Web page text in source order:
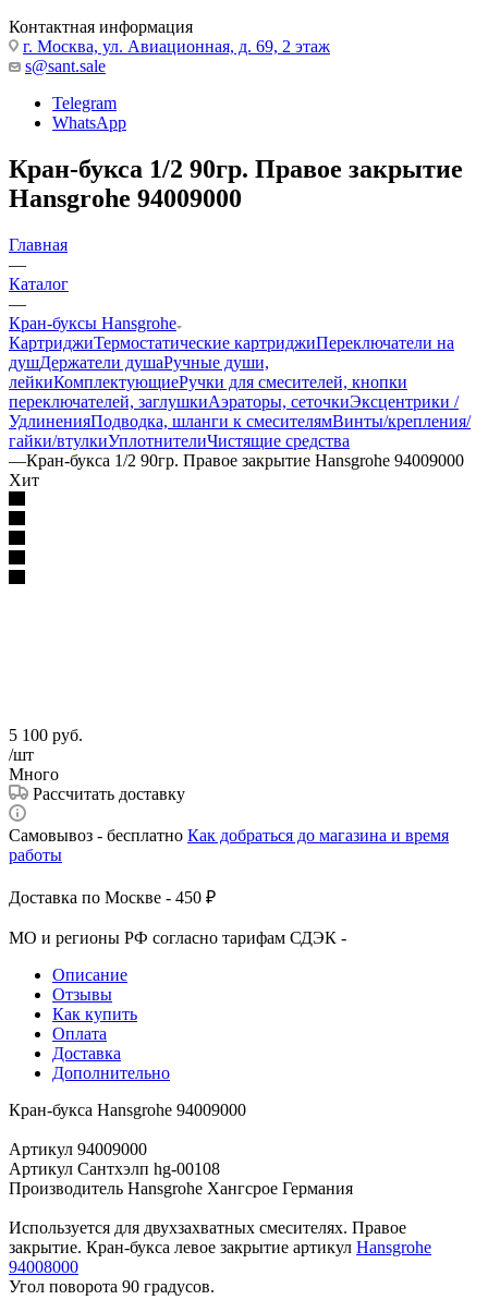
Контактная информация
г. Москва, ул. Авиационная, д. 69, 2 этаж
s@sant.sale
Telegram
WhatsApp
Кран-букса 1/2 90гр. Правое закрытие
Hansgrohe 94009000
Главная
—
Каталог
—
Кран-буксы Hansgrohe
КартриджиТермостатические картриджиПереключатели на
душДержатели душаРучные души,
лейкиКомплектующиеРучки для смесителей, кнопки
переключателей, заглушкиАэраторы, сеточкиЭксцентрики /
УдлиненияПодводка, шланги к смесителямВинты/крепления/
гайки/втулкиУплотнителиЧистящие средства
—Кран-букса 1/2 90гр. Правое закрытие Hansgrohe 94009000
Хит
5 100 руб.
/шт
Много
Рассчитать доставку
Самовывоз - бесплатно Как добраться до магазина и время
работы
Доставка по Москве - 450 ₽
МО и регионы РФ согласно тарифам СДЭК -
Описание
Отзывы
Как купить
Оплата
Доставка
Дополнительно
Кран-букса Hansgrohe 94009000
Артикул 94009000
Артикул Сантхэлп hg-00108
Производитель Hansgrohe Хангсрое Германия
Используется для двухзахватных смесителях. Правое
закрытие. Кран-букса левое закрытие артикул Hansgrohe
94008000
Угол поворота 90 градусов.